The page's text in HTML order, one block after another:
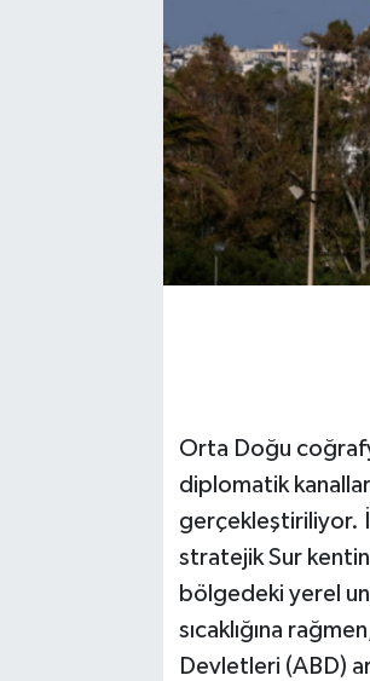
Orta Doğu
diplomatik
gerçekleştiriliyor.
stratejik Sur
bölgedeki yerel
sıcaklığına
Devletleri (ABD)